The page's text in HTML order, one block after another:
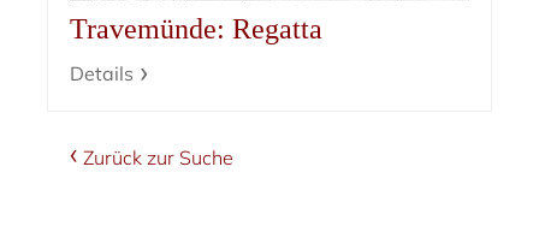
Travemünde: Regatta
Details
Zurück zur Suche